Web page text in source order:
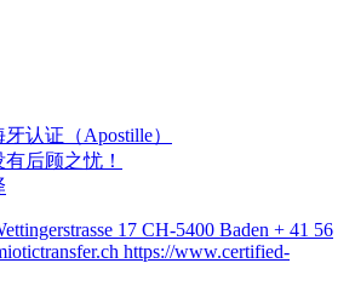
认证（Apostille）
后顾之忧！
17 CH-5400 Baden + 41 56
https://www.certified-